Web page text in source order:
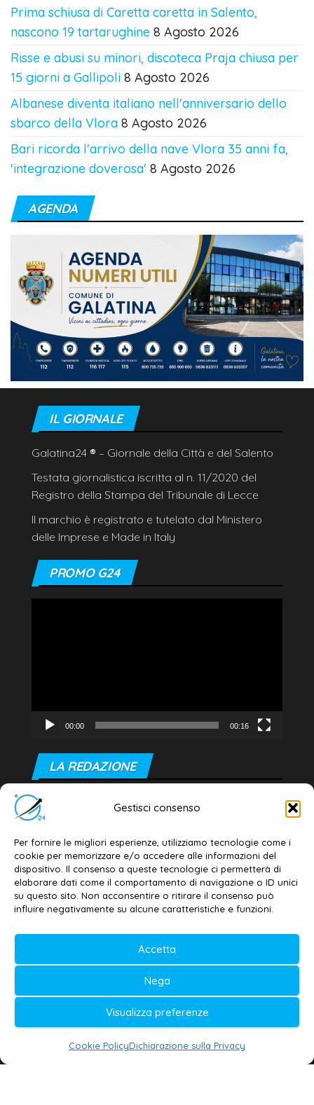
Gestisci consenso
Per fornire le migliori esperienze, utilizziamo tecnologie come i
cookie per memorizzare e/o accedere alle informazioni del
dispositivo. Il consenso a queste tecnologie ci permetterà di
elaborare dati come il comportamento di navigazione o ID unici
su questo sito. Non acconsentire o ritirare il consenso può
influire negativamente su alcune caratteristiche e funzioni.
Accetta
Nega
Visualizza preferenze
Cookie PolicyDichiarazione sulla Privacy
Prima schiusa di Caretta caretta in Salento,
nascono 19 tartarughine 8 Agosto 2026
Risse e abusi su minori, discoteca Praja chiusa per
15 giorni a Gallipoli 8 Agosto 2026
Albanese diventa italiano nell'anniversario dello
sbarco della Vlora 8 Agosto 2026
Bari ricorda l'arrivo della nave Vlora 35 anni fa,
'integrazione doverosa' 8 Agosto 2026
AGENDA
IL GIORNALE
Galatina24 ® – Giornale della Città e del Salento
Testata giornalistica iscritta al n. 11/2020 del
Registro della Stampa del Tribunale di Lecce
Il marchio è registrato e tutelato dal Ministero
delle Imprese e Made in Italy
PROMO G24
00:00 00:16
LA REDAZIONE
Editore e direttore responsabile:
Dott. Daniele G. Masciullo
Email: redazione@galatina24.it
Contatti –Disclaimer
Privacy policy –Cookie policy
Testata iscritta al n. 11/2020 Registro della
Stampa Tribunale di Lecce
Editore e direttore responsabile:
Daniele G. Masciullo